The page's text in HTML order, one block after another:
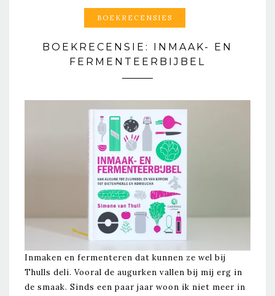
BOEKRECENSIES
BOEKRECENSIE: INMAAK- EN
FERMENTEERBIJBEL
Inmaken en fermenteren dat kunnen ze wel bij
Thulls deli. Vooral de augurken vallen bij mij erg in
de smaak. Sinds een paar jaar woon ik niet meer in